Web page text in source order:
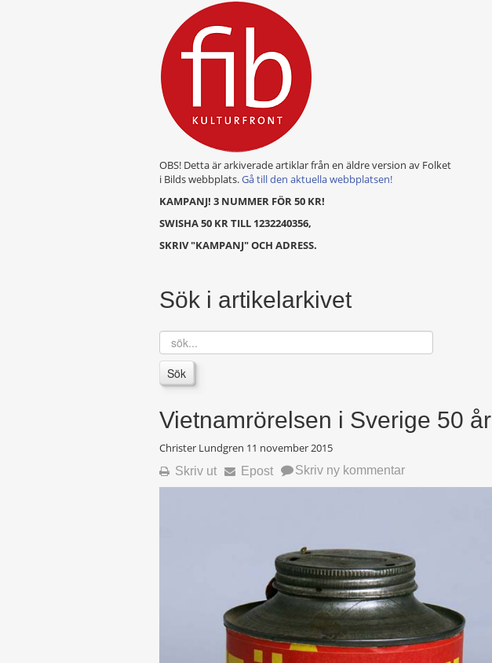
OBS! Detta är arkiverade artiklar från en äldre version av Folket
i Bilds webbplats.Gå till den aktuella webbplatsen!
KAMPANJ! 3 NUMMER FÖR 50 KR!
SWISHA 50 KR TILL 1232240356,
SKRIV "KAMPANJ" OCH ADRESS.
Sök i artikelarkivet
sök...
Sök
Vietnamrörelsen i Sverige 50 år
Christer Lundgren 11 november 2015
Skriv ut Epost Skriv ny kommentar